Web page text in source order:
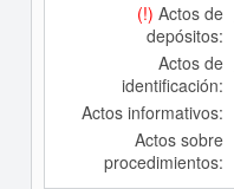
(!) Actos de
depósitos:
Actos de
identificación:
Actos informativos:
Actos sobre
procedimientos: